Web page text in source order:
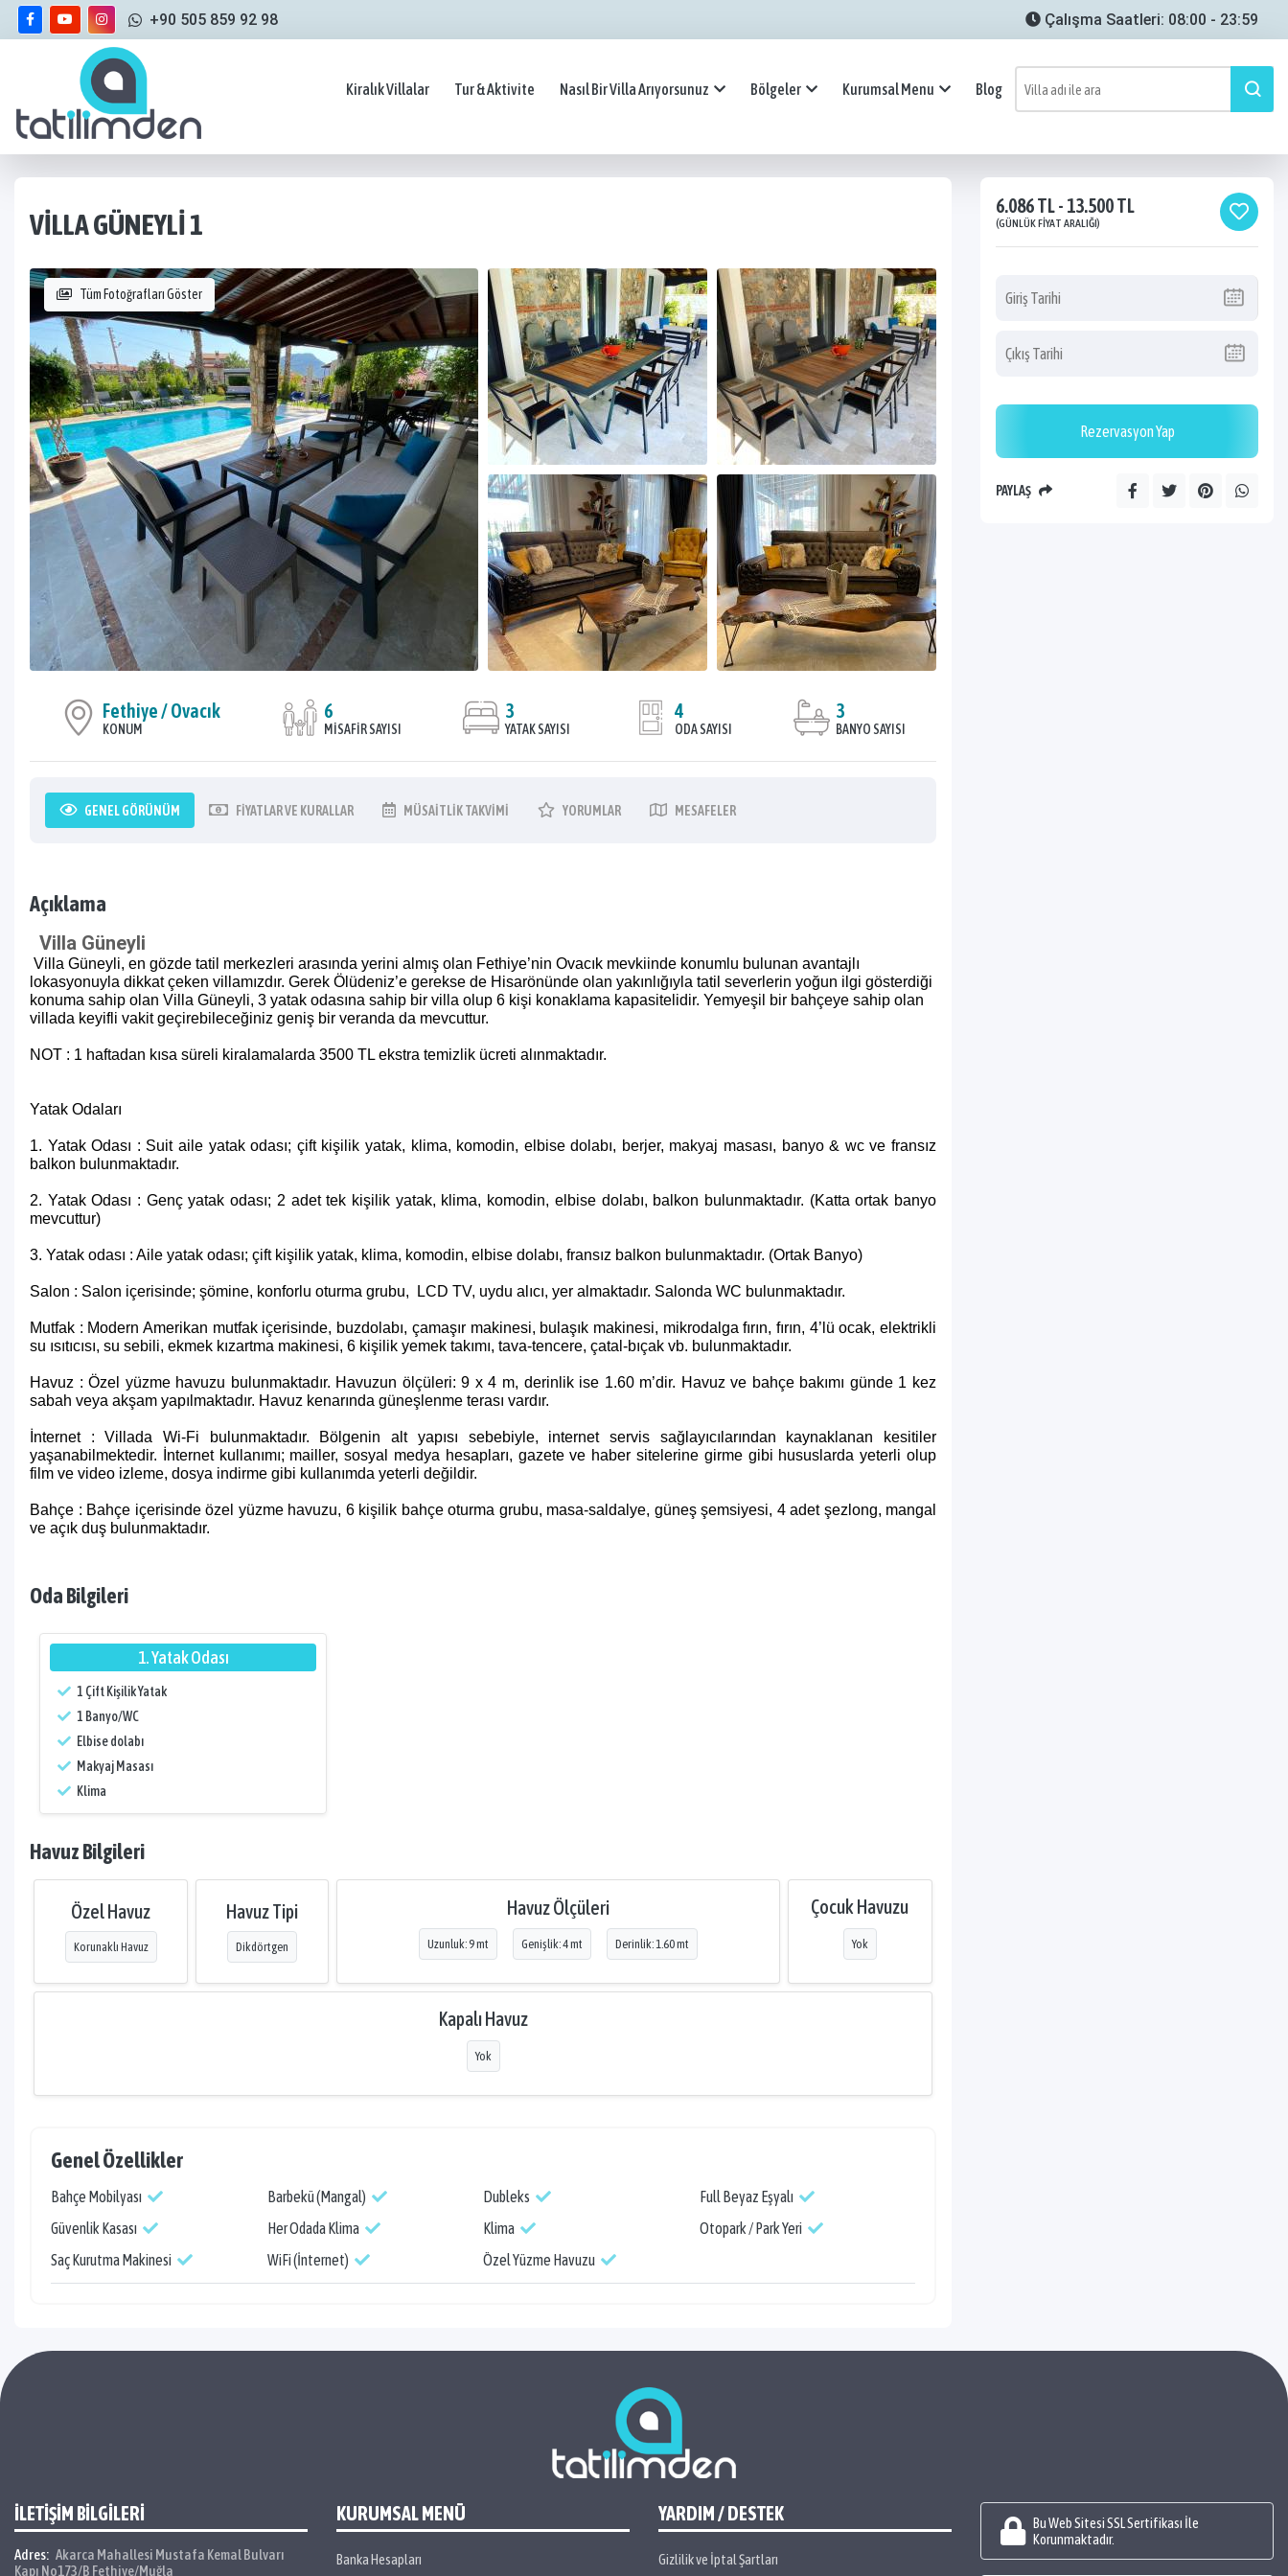
+90 505 859 92 98 Çalışma Saatleri: 08:00 - 23:59
Kiralık Villalar Tur & Aktivite Nasıl Bir Villa Arıyorsunuz Bölgeler Kurumsal Menu Blog
VILLA GÜNEYLI 1
Tüm Fotoğrafları Göster
Fethiye / Ovacık
KONUM
6
MISAFIR SAYISI
3
YATAK SAYISI
4
ODA SAYISI
3
BANYO SAYISI
GENELGÖRÜNÜM FIYATLARVE KURALLAR MÜSAITLIKTAKVIMI YORUMLAR MESAFELER
Açıklama
Villa Güneyli
Villa Güneyli, en gözde tatil merkezleri arasında yerini almış olan Fethiye’nin Ovacık mevkiinde konumlu bulunan avantajlı
lokasyonuyla dikkat çeken villamızdır. Gerek Ölüdeniz’e gerekse de Hisarönünde olan yakınlığıyla tatil severlerin yoğun ilgi gösterdiği
konuma sahip olan Villa Güneyli, 3 yatak odasına sahip bir villa olup 6 kişi konaklama kapasitelidir. Yemyeşil bir bahçeye sahip olan
villada keyifli vakit geçirebileceğiniz geniş bir veranda da mevcuttur.
NOT : 1 haftadan kısa süreli kiralamalarda 3500 TL ekstra temizlik ücreti alınmaktadır.
Yatak Odaları
1. Yatak Odası : Suit aile yatak odası; çift kişilik yatak, klima, komodin, elbise dolabı, berjer, makyaj masası, banyo & wc ve fransız
balkon bulunmaktadır.
2. Yatak Odası : Genç yatak odası; 2 adet tek kişilik yatak, klima, komodin, elbise dolabı, balkon bulunmaktadır. (Katta ortak banyo
mevcuttur)
3. Yatak odası : Aile yatak odası; çift kişilik yatak, klima, komodin, elbise dolabı, fransız balkon bulunmaktadır. (Ortak Banyo)
Salon : Salon içerisinde; şömine, konforlu oturma grubu, LCD TV, uydu alıcı, yer almaktadır. Salonda WC bulunmaktadır.
Mutfak : Modern Amerikan mutfak içerisinde, buzdolabı, çamaşır makinesi, bulaşık makinesi, mikrodalga fırın, fırın, 4’lü ocak, elektrikli
su ısıtıcısı, su sebili, ekmek kızartma makinesi, 6 kişilik yemek takımı, tava-tencere, çatal-bıçak vb. bulunmaktadır.
Havuz : Özel yüzme havuzu bulunmaktadır. Havuzun ölçüleri: 9 x 4 m, derinlik ise 1.60 m’dir. Havuz ve bahçe bakımı günde 1 kez
sabah veya akşam yapılmaktadır. Havuz kenarında güneşlenme terası vardır.
İnternet : Villada Wi-Fi bulunmaktadır. Bölgenin alt yapısı sebebiyle, internet servis sağlayıcılarından kaynaklanan kesitiler
yaşanabilmektedir. İnternet kullanımı; mailler, sosyal medya hesapları, gazete ve haber sitelerine girme gibi hususlarda yeterli olup
film ve video izleme, dosya indirme gibi kullanımda yeterli değildir.
Bahçe : Bahçe içerisinde özel yüzme havuzu, 6 kişilik bahçe oturma grubu, masa-saldalye, güneş şemsiyesi, 4 adet şezlong, mangal
ve açık duş bulunmaktadır.
Oda Bilgileri
1. Yatak Odası
1 Çift Kişilik Yatak
1 Banyo/WC
Elbise dolabı
Makyaj Masası
Klima
Havuz Bilgileri
Özel Havuz
Korunaklı Havuz
Havuz Tipi
Dikdörtgen
Havuz Ölçüleri
Uzunluk: 9 mt Genişlik: 4 mt Derinlik: 1.60 mt
Çocuk Havuzu
Yok
Kapalı Havuz
Yok
Genel Özellikler
Bahçe Mobilyası Barbekü (Mangal) Dubleks
Full Beyaz Eşyalı
Güvenlik Kasası
Her Odada Klima Klima
Otopark / Park Yeri
Saç Kurutma Makinesi
WiFi (İnternet) Özel Yüzme Havuzu
6.086 TL - 13.500 TL
(GÜNLÜK FIYAT ARALIĞI)
Rezervasyon Yap
PAYLAŞ
İLETİŞİM BİLGİLERİ
Adres: Akarca Mahallesi Mustafa Kemal Bulvarı
Kapı No173/B Fethiye/Muğla
KURUMSAL MENÜ
Banka Hesapları
YARDIM / DESTEK
Gizlilik ve İptal Şartları
Bu Web Sitesi SSL Sertifikası İle
Korunmaktadır.